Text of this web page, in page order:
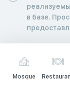
в базе.
Mosque